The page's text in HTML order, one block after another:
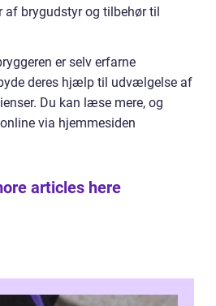
af brygudstyr og tilbehør til
er selv erfarne
deres hjælp til udvælgelse af
Du kan læse mere, og
via hjemmesiden
articles here